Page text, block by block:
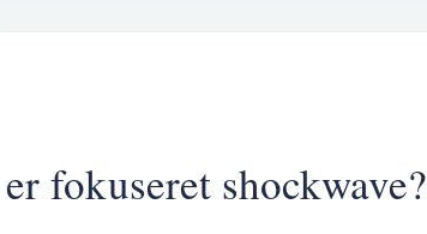
fokuseret shockwave?